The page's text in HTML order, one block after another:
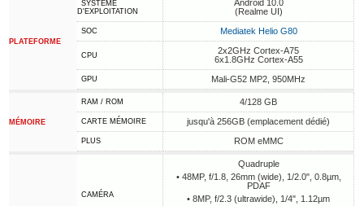
PLATEFORME
SYSTÈME
D'EXPLOITATION
Android 10.0
(Realme UI)
SOC Mediatek Helio G80
CPU
2x2GHz Cortex-A75
6x1.8GHz Cortex-A55
GPU Mali-G52 MP2, 950MHz
MÉMOIRE
RAM / ROM 4/128 GB
CARTE MÉMOIRE jusqu'à 256GB (emplacement dédié)
PLUS ROM eMMC
CAMÉRA
Quadruple
• 48MP, f/1.8, 26mm (wide), 1/2.0", 0.8µm,
PDAF
• 8MP, f/2.3 (ultrawide), 1/4", 1.12µm